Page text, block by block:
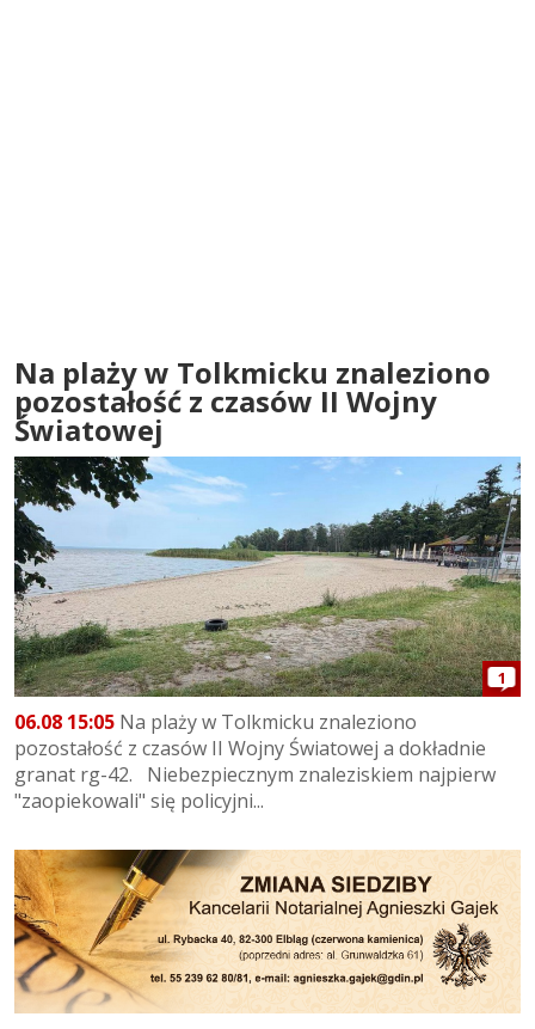
Na plaży w Tolkmicku znaleziono
pozostałość z czasów II Wojny
Światowej
1
06.08 15:05 Na plaży w Tolkmicku znaleziono
pozostałość z czasów II Wojny Światowej a dokładnie
granat rg-42. Niebezpiecznym znaleziskiem najpierw
"zaopiekowali" się policyjni...